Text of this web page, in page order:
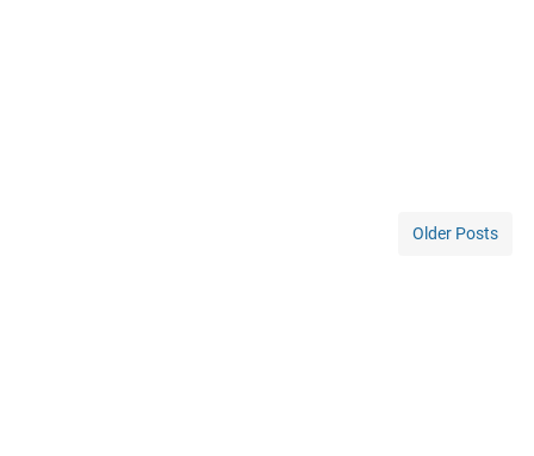
Older Posts